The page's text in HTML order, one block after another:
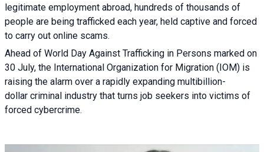
legitimate employment abroad, hundreds of thousands of
people are being trafficked each year, held captive and forced
to carry out online scams.
Ahead of World Day Against Trafficking in Persons marked on
30 July, the International Organization for Migration (IOM) is
raising the alarm over a rapidly expanding multibillion-
dollar criminal industry that turns job seekers into victims of
forced cybercrime.